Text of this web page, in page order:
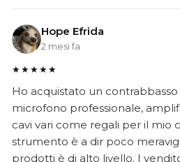
Hope Efrida
2 mesi fa
★★★★★
Ho acquistato un
microfono professionale,
cavi vari come regali per il mio
strumento è a dir poco
prodotti è di alto livello. I